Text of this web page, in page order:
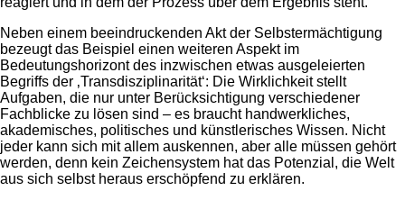
Neben einem beeindruckenden Akt der Selbstermächtigung
bezeugt das Beispiel einen weiteren Aspekt im
Bedeutungshorizont des inzwischen etwas ausgeleierten
Begriffs der ‚Transdisziplinarität‘: Die Wirklichkeit stellt
Aufgaben, die nur unter Berücksichtigung verschiedener
Fachblicke zu lösen sind – es braucht handwerkliches,
akademisches, politisches und künstlerisches Wissen. Nicht
jeder kann sich mit allem auskennen, aber alle müssen gehört
werden, denn kein Zeichensystem hat das Potenzial, die Welt
aus sich selbst heraus erschöpfend zu erklären.